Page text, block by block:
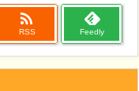

RSS Feedly